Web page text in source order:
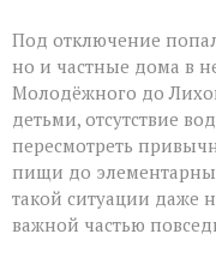
Под отключение
но и частные дома в
Молодёжного до
детьми, отсутствие
пересмотреть
пищи до
такой ситуации даже
важной частью